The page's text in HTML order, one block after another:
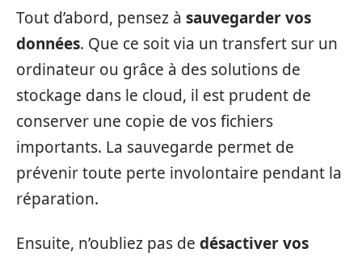
Tout d’abord, pensez à sauvegarder vos
données. Que ce soit via un transfert sur un
ordinateur ou grâce à des solutions de
stockage dans le cloud, il est prudent de
conserver une copie de vos fichiers
importants. La sauvegarde permet de
prévenir toute perte involontaire pendant la
réparation.
Ensuite, n’oubliez pas de désactiver vos